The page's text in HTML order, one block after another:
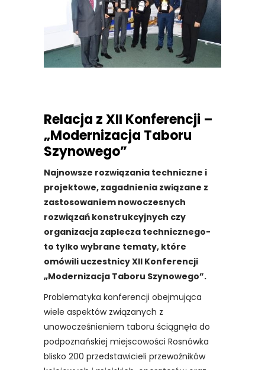
Relacja z XII Konferencji –
„Modernizacja Taboru
Szynowego”
Najnowsze rozwiązania techniczne i
projektowe, zagadnienia związane z
zastosowaniem nowoczesnych
rozwiązań konstrukcyjnych czy
organizacja zaplecza technicznego-
to tylko wybrane tematy, które
omówili uczestnicy XII Konferencji
„Modernizacja Taboru Szynowego”.
Problematyka konferencji obejmująca
wiele aspektów związanych z
unowocześnieniem taboru ściągnęła do
podpoznańskiej miejscowości Rosnówka
blisko 200 przedstawicieli przewoźników